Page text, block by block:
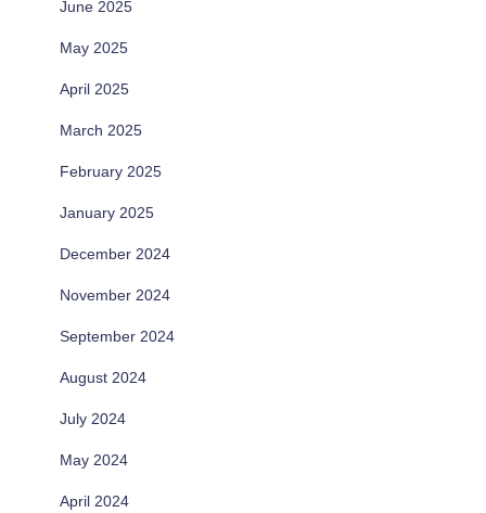
June 2025
May 2025
April 2025
March 2025
February 2025
January 2025
December 2024
November 2024
September 2024
August 2024
July 2024
May 2024
April 2024